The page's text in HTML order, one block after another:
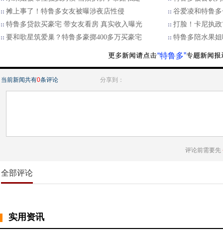
摊上事了！特鲁多女友被曝涉夜店性侵
谷爱凌和特鲁
特鲁多贷款买豪宅 带女友看房 真实收入曝光
打脸！卡尼执
要和歌星筑爱巢？特鲁多豪掷400多万买豪宅
特鲁多陪水果
“特鲁多”
当前新闻共有0条评论 分享到：
评论前需要先
全部评论
实用资讯